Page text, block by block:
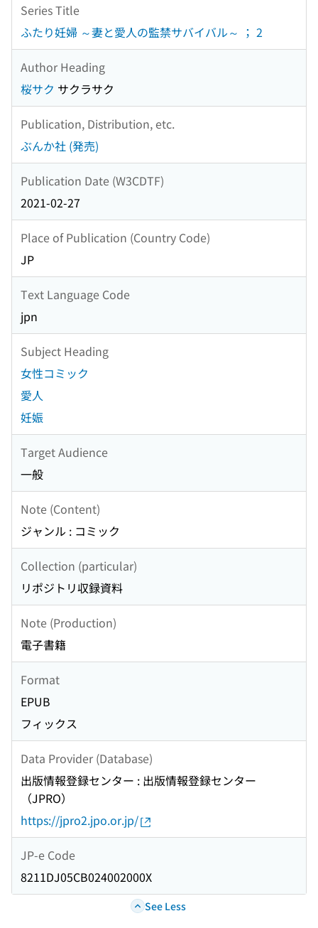
Series Title
ふたり妊婦 ～妻と愛人の監禁サバイバル～ ； 2
Author Heading
桜サク サクラサク
Publication, Distribution, etc.
ぶんか社 (発売)
Publication Date (W3CDTF)
2021-02-27
Place of Publication (Country Code)
JP
Text Language Code
jpn
Subject Heading
女性コミック
愛人
妊娠
Target Audience
一般
Note (Content)
ジャンル : コミック
Collection (particular)
リポジトリ収録資料
Note (Production)
電子書籍
Format
EPUB
フィックス
Data Provider (Database)
出版情報登録センター : 出版情報登録センター
（JPRO）
https://jpro2.jpo.or.jp/
JP-e Code
8211DJ05CB024002000X
See Less